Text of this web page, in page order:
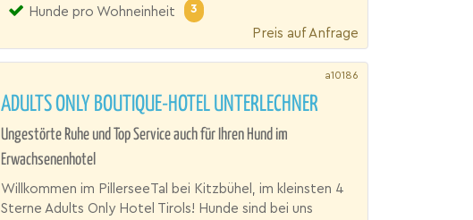
Hunde pro Wohneinheit
3
Preis auf Anfrage
a10186
ADULTS ONLY BOUTIQUE-HOTEL UNTERLECHNER
Ungestörte Ruhe und Top Service auch für Ihren Hund im
Erwachsenenhotel
Willkommen im PillerseeTal bei Kitzbühel, im kleinsten 4
Sterne Adults Only Hotel Tirols! Hunde sind bei uns